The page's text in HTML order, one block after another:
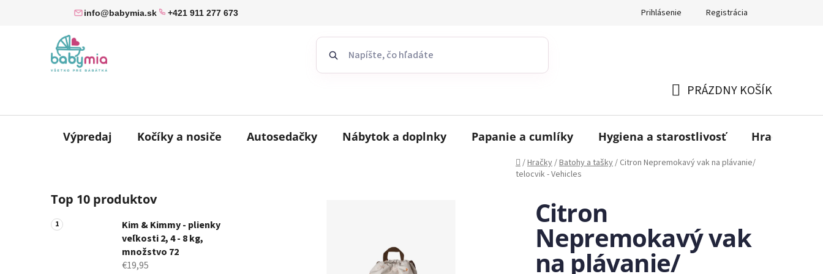
info@babymia.sk +421 911 277 673 Prihlásenie Registrácia
KOŠÍK
PRÁZDNY KOŠÍK
Výpredaj Kočíky a nosiče Autosedačky Nábytok a doplnky Papanie a cumlíky Hygiena a starostlivosť Hračky
Domov
/Hračky/Batohy a tašky/ Citron Nepremokavý vak na plávanie/
telocvik - Vehicles
o
č
n
Top 10 produktov
Kim & Kimmy - plienky
veľkosti 2, 4 - 8 kg,
množstvo 72
€19,95
Citron
Nepremokavý vak
na plávanie/